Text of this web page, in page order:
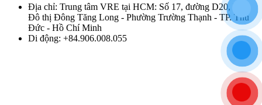
Địa chỉ: Trung tâm VRE tại HCM: Số 17, đường D20, Khu
Đô thị Đông Tăng Long - Phường Trường Thạnh - TP. Thủ
Đức - Hồ Chí Minh
Di động: +84.906.008.055